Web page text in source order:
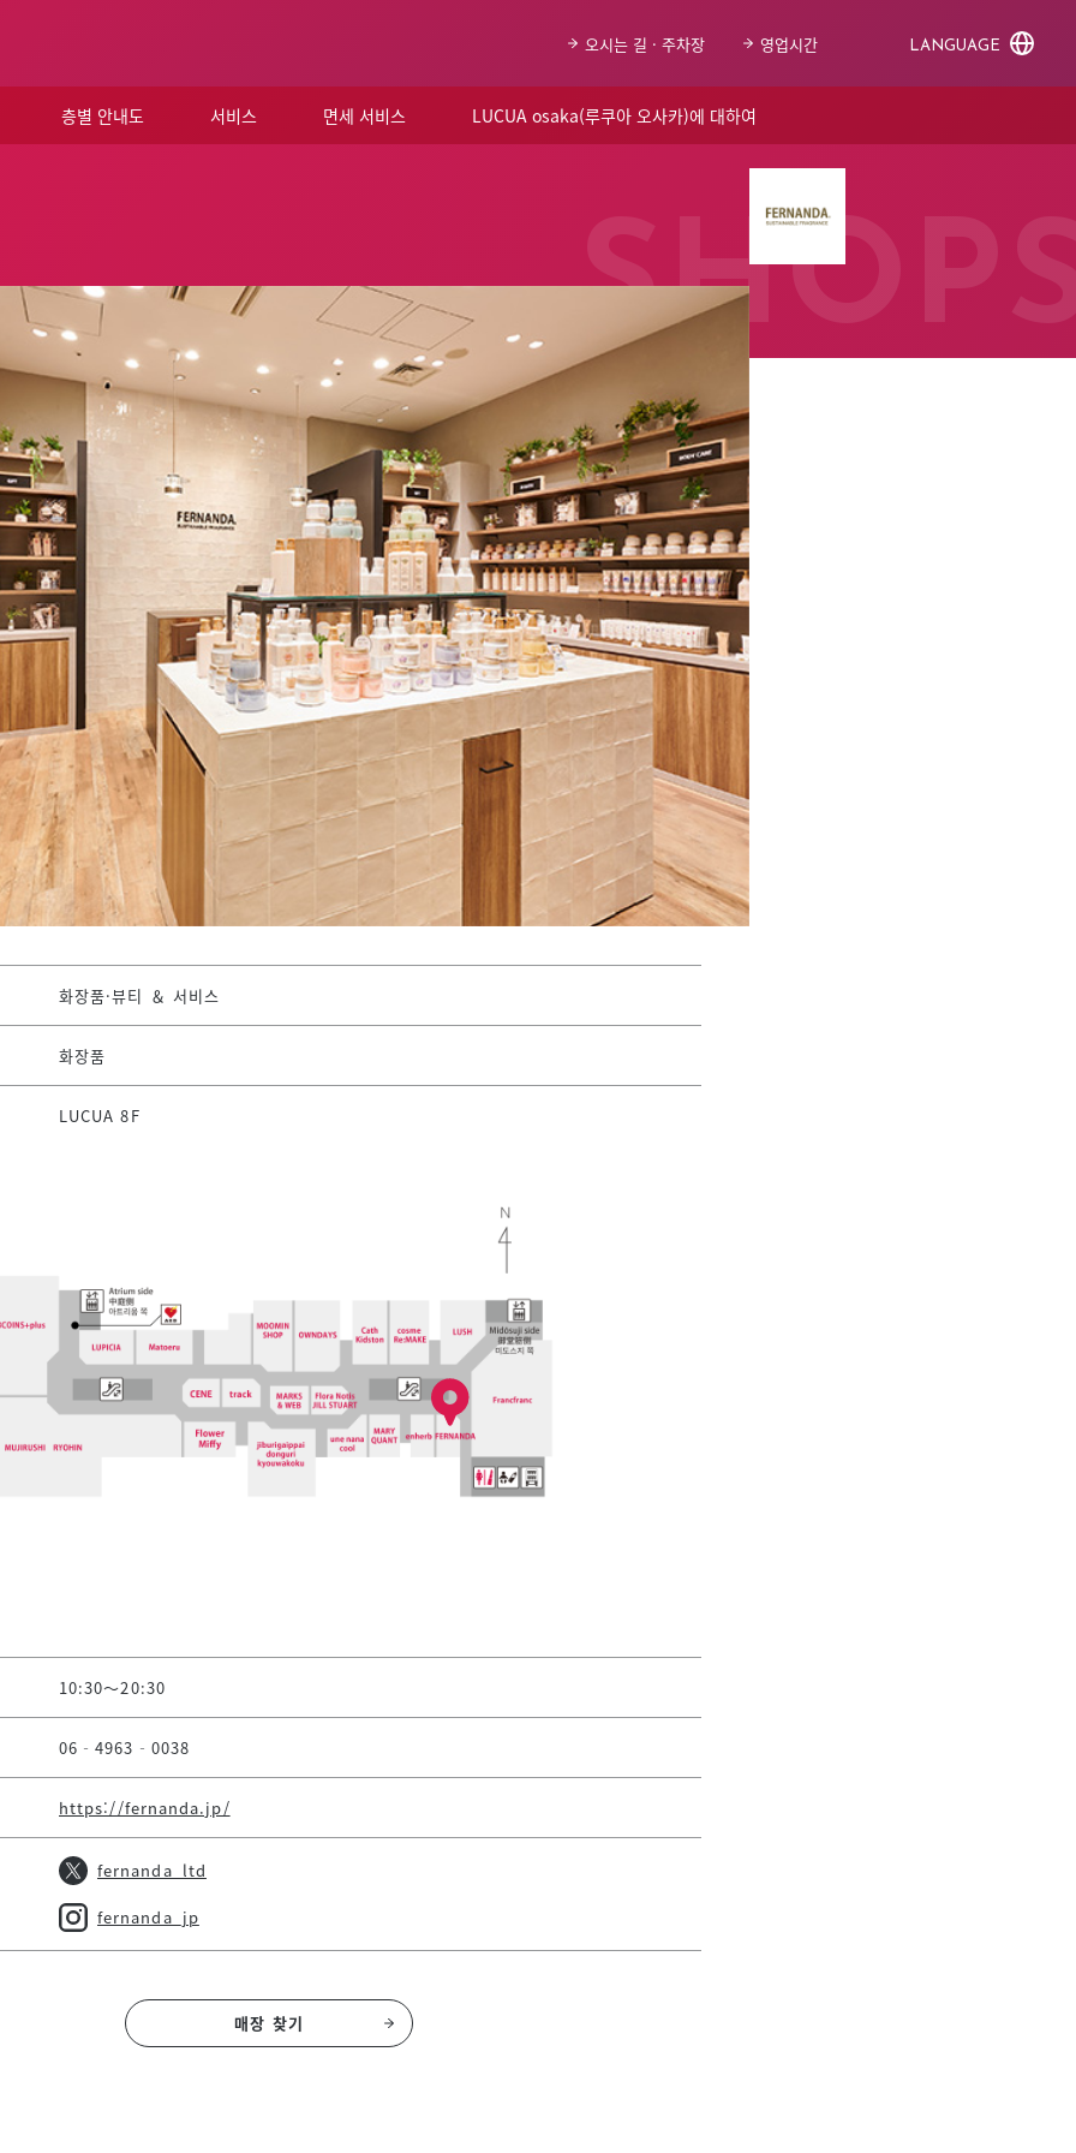
오시는 길 · 주차장 영업시간 LANGUAGE
층별 안내도 서비스 면세 서비스 LUCUA osaka(루쿠아 오사카)에 대하여
화장품·뷰티 ＆ 서비스
화장품
LUCUA 8F
10:30～20:30
06‐4963‐0038
https://fernanda.jp/
fernanda_ltd
fernanda_jp
매장 찾기